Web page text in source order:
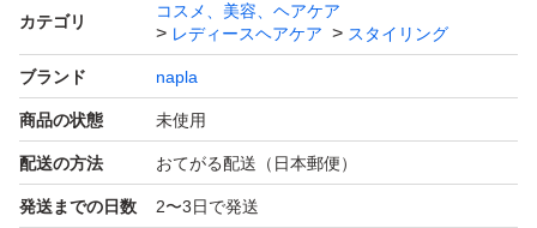
カテゴリ
コスメ、美容、ヘアケア
レディースヘアケア
スタイリング
ブランド napla
商品の状態 未使用
配送の方法 おてがる配送（日本郵便）
発送までの日数 2〜3日で発送